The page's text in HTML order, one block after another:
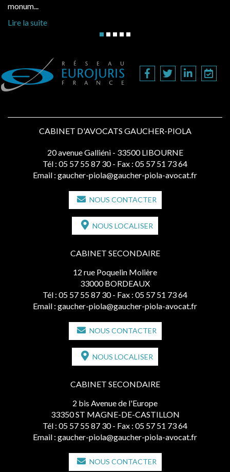
CABINET D'AVOCATS GAUCHER-PIOLA
20 avenue Galliéni - 33500 LIBOURNE
Tél : 05 57 55 87 30 - Fax : 05 57 51 73 64
Email : gaucher-piola@gaucher-piola-avocat.fr
NOUS CONTACTER
NOUS LOCALISER
CABINET SECONDAIRE
12 rue Poquelin Molière
33000 BORDEAUX
Tél : 05 57 55 87 30 - Fax : 05 57 51 73 64
Email : gaucher-piola@gaucher-piola-avocat.fr
NOUS CONTACTER
NOUS LOCALISER
CABINET SECONDAIRE
2 bis Avenue de l'Europe
33350 ST MAGNE-DE-CASTILLON
Tél : 05 57 55 87 30 - Fax : 05 57 51 73 64
Email : gaucher-piola@gaucher-piola-avocat.fr
NOUS CONTACTER